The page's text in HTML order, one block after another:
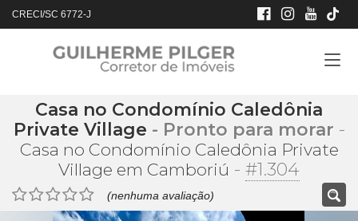
CRECI/SC 6772-J
Casa no Condomínio Caledônia
Private Village - Pronto para morar -
Casa no Condomínio Caledônia Private
Village em Camboriú - #1.304
(nenhuma avaliação)